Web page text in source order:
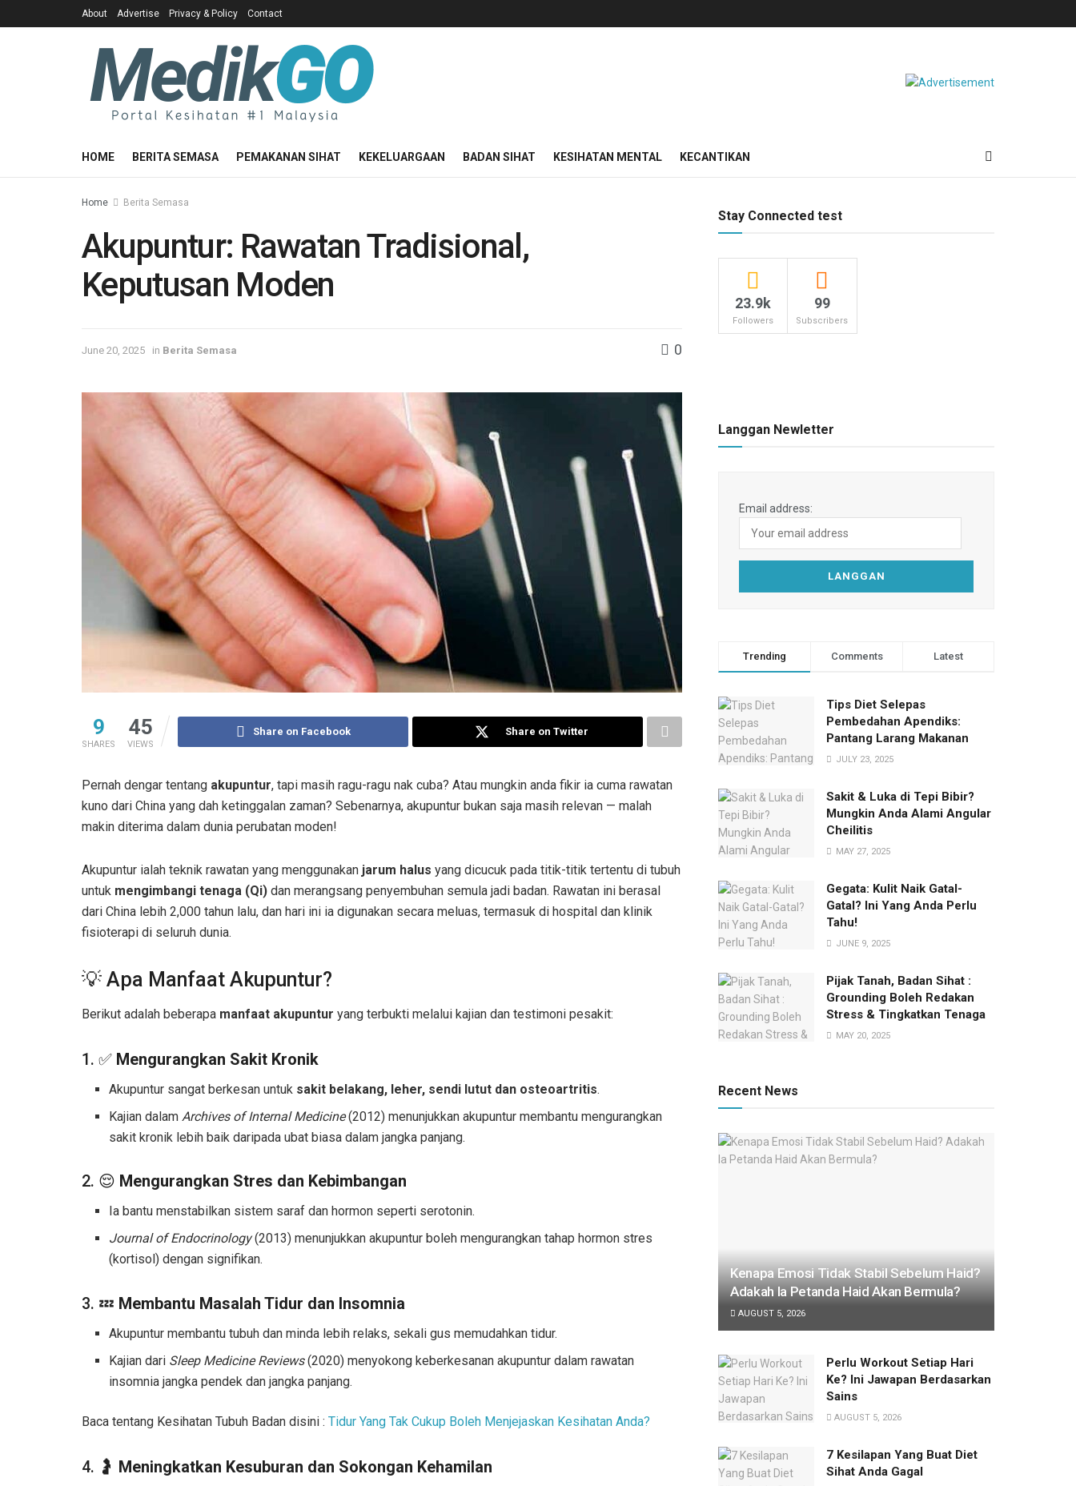
About Advertise Privacy & Policy Contact
HOME BERITA SEMASA PEMAKANAN SIHAT KEKELUARGAAN BADAN SIHAT KESIHATAN MENTAL KECANTIKAN
Home Berita Semasa
Akupuntur: Rawatan Tradisional,
Keputusan Moden
June 20, 2025 in Berita Semasa 0
9
SHARES
45
VIEWS
Share on Facebook Share on Twitter
Pernah dengar tentang akupuntur, tapi masih ragu-ragu nak cuba? Atau mungkin anda fikir ia cuma rawatan
kuno dari China yang dah ketinggalan zaman? Sebenarnya, akupuntur bukan saja masih relevan — malah
makin diterima dalam dunia perubatan moden!
Akupuntur ialah teknik rawatan yang menggunakan jarum halus yang dicucuk pada titik-titik tertentu di tubuh
untuk mengimbangi tenaga (Qi) dan merangsang penyembuhan semula jadi badan. Rawatan ini berasal
dari China lebih 2,000 tahun lalu, dan hari ini ia digunakan secara meluas, termasuk di hospital dan klinik
fisioterapi di seluruh dunia.
💡 Apa Manfaat Akupuntur?
Berikut adalah beberapa manfaat akupuntur yang terbukti melalui kajian dan testimoni pesakit:
1. ✅ Mengurangkan Sakit Kronik
Akupuntur sangat berkesan untuk sakit belakang, leher, sendi lutut dan osteoartritis.
Kajian dalam Archives of Internal Medicine(2012) menunjukkan akupuntur membantu mengurangkan
sakit kronik lebih baik daripada ubat biasa dalam jangka panjang.
2. 😌 Mengurangkan Stres dan Kebimbangan
Ia bantu menstabilkan sistem saraf dan hormon seperti serotonin.
Journal of Endocrinology(2013) menunjukkan akupuntur boleh mengurangkan tahap hormon stres
(kortisol) dengan signifikan.
3. 💤 Membantu Masalah Tidur dan Insomnia
Akupuntur membantu tubuh dan minda lebih relaks, sekali gus memudahkan tidur.
Kajian dari Sleep Medicine Reviews(2020) menyokong keberkesanan akupuntur dalam rawatan
insomnia jangka pendek dan jangka panjang.
Baca tentang Kesihatan Tubuh Badan disini : Tidur Yang Tak Cukup Boleh Menjejaskan Kesihatan Anda?
4. 🤰 Meningkatkan Kesuburan dan Sokongan Kehamilan
Stay Connected test
23.9k
Followers
99
Subscribers
Langgan Newletter
Email address:
Trending Comments Latest
Tips Diet Selepas
Pembedahan Apendiks:
Pantang Larang Makanan
JULY 23, 2025
Sakit & Luka di Tepi Bibir?
Mungkin Anda Alami Angular
Cheilitis
MAY 27, 2025
Gegata: Kulit Naik Gatal-
Gatal? Ini Yang Anda Perlu
Tahu!
JUNE 9, 2025
Pijak Tanah, Badan Sihat :
Grounding Boleh Redakan
Stress & Tingkatkan Tenaga
MAY 20, 2025
Recent News
Kenapa Emosi Tidak Stabil Sebelum Haid?
Adakah Ia Petanda Haid Akan Bermula?
AUGUST 5, 2026
Perlu Workout Setiap Hari
Ke? Ini Jawapan Berdasarkan
Sains
AUGUST 5, 2026
7 Kesilapan Yang Buat Diet
Sihat Anda Gagal